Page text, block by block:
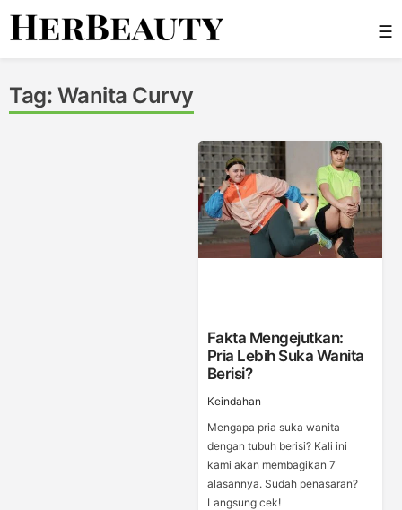
Skip
☰
Tag: Wanita Curvy
Fakta Mengejutkan:
Pria Lebih Suka Wanita
Berisi?
Keindahan
Mengapa pria suka wanita
dengan tubuh berisi? Kali ini
kami akan membagikan 7
alasannya. Sudah penasaran?
Langsung cek!